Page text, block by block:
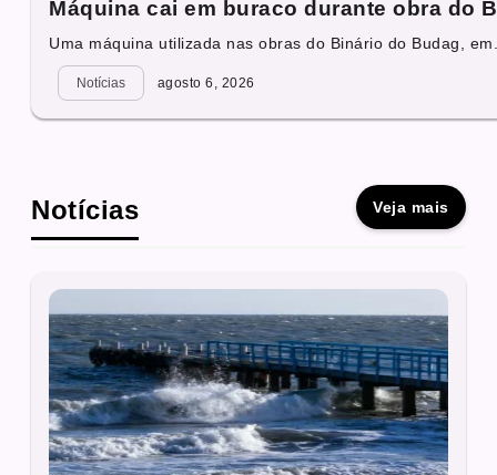
Máquina cai em buraco durante obra do
Uma máquina utilizada nas obras do Binário do Budag,
Notícias agosto 6, 2026
Notícias Veja mais